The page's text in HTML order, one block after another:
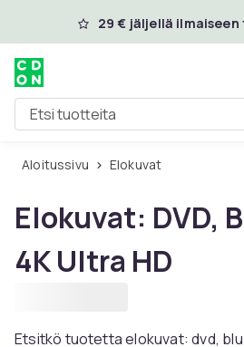
Ohita ja siirry pääsisältöön
29 € jäljellä
Etsi tuotteita
Aloitussivu Elokuvat
Elokuvat: DVD,
4K Ultra HD
Etsitkö tuotetta elokuvat: dvd,